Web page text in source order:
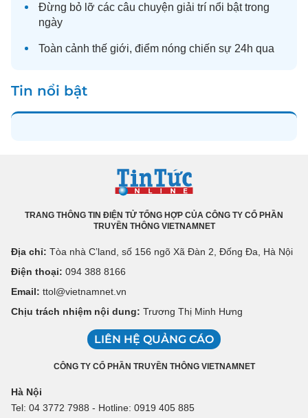
Đừng bỏ lỡ các câu chuyện giải trí nổi bật trong
ngày
Toàn cảnh thế giới, điểm nóng chiến sự 24h qua
Tin nổi bật
TRANG THÔNG TIN ĐIỆN TỬ TỔNG HỢP CỦA CÔNG TY CỔ PHẦN
TRUYỀN THÔNG VIETNAMNET
Địa chỉ: Tòa nhà C’land, số 156 ngõ Xã Đàn 2, Đống Đa, Hà Nội
Điện thoại: 094 388 8166
Email: ttol@vietnamnet.vn
Chịu trách nhiệm nội dung: Trương Thị Minh Hưng
LIÊN HỆ QUẢNG CÁO
CÔNG TY CỔ PHẦN TRUYỀN THÔNG VIETNAMNET
Hà Nội
Tel: 04 3772 7988 - Hotline: 0919 405 885